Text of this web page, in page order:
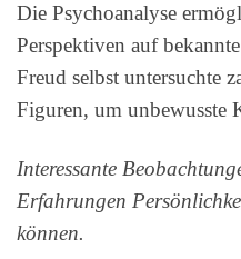
Die Psychoanalyse
Perspektiven auf
Freud selbst untersuchte
Figuren, um unbewusste
Interessante
Erfahrungen
können.